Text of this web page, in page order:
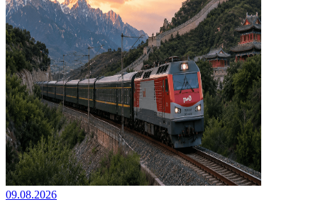
09.08.2026